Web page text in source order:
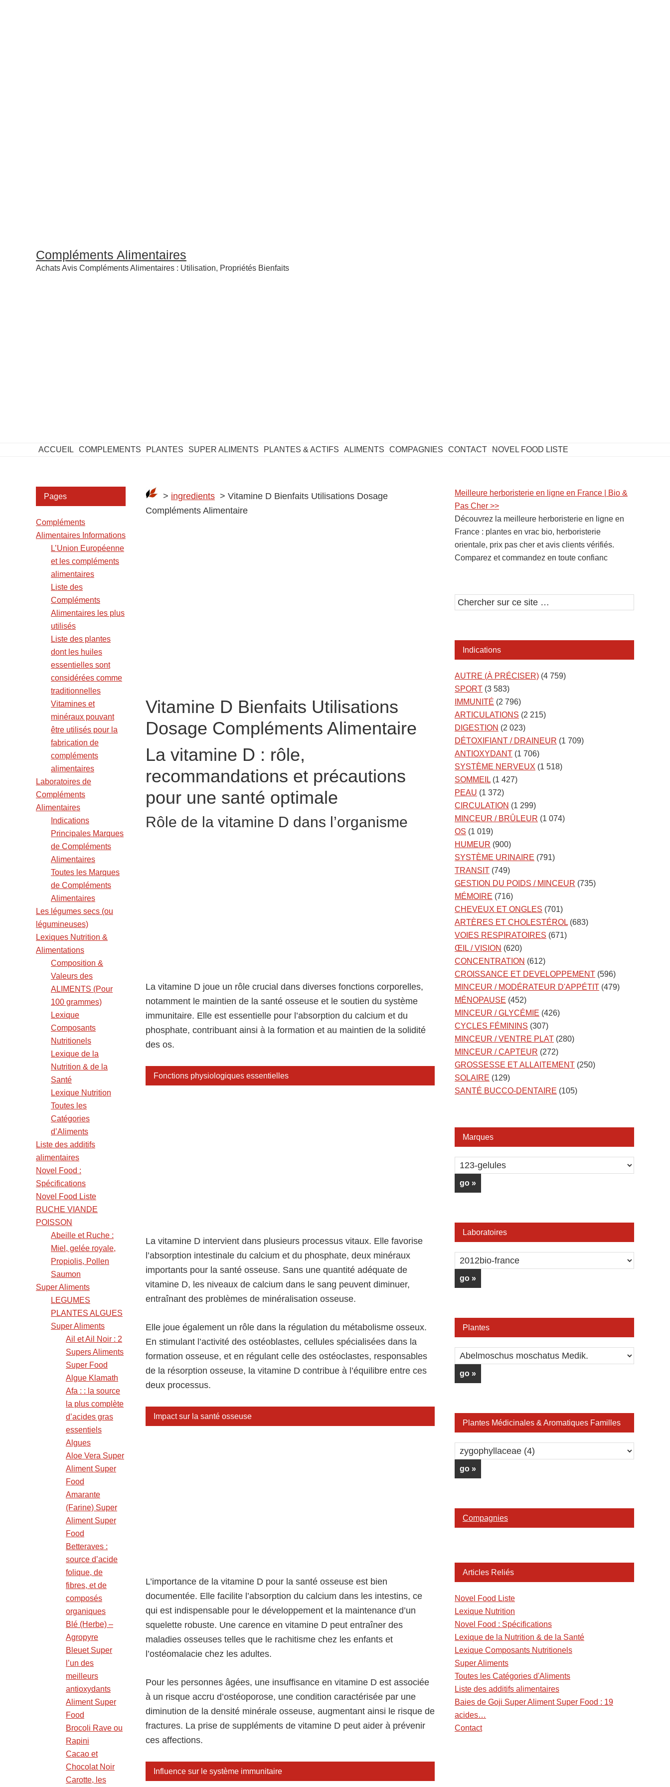
Compléments Alimentaires
Achats Avis Compléments Alimentaires : Utilisation, Propriétés Bienfaits
ACCUEIL COMPLEMENTS PLANTES SUPER ALIMENTS PLANTES & ACTIFS ALIMENTS COMPAGNIES CONTACT NOVEL FOOD LISTE
> ingredients > Vitamine D Bienfaits Utilisations Dosage
Compléments Alimentaire
Vitamine D Bienfaits Utilisations
Dosage Compléments Alimentaire
La vitamine D : rôle,
recommandations et précautions
pour une santé optimale
Rôle de la vitamine D dans l’organisme
La vitamine D joue un rôle crucial dans diverses fonctions corporelles,
notamment le maintien de la santé osseuse et le soutien du système
immunitaire. Elle est essentielle pour l’absorption du calcium et du
phosphate, contribuant ainsi à la formation et au maintien de la solidité
des os.
Fonctions physiologiques essentielles
La vitamine D intervient dans plusieurs processus vitaux. Elle favorise
l’absorption intestinale du calcium et du phosphate, deux minéraux
importants pour la santé osseuse. Sans une quantité adéquate de
vitamine D, les niveaux de calcium dans le sang peuvent diminuer,
entraînant des problèmes de minéralisation osseuse.
Elle joue également un rôle dans la régulation du métabolisme osseux.
En stimulant l’activité des ostéoblastes, cellules spécialisées dans la
formation osseuse, et en régulant celle des ostéoclastes, responsables
de la résorption osseuse, la vitamine D contribue à l’équilibre entre ces
deux processus.
Impact sur la santé osseuse
L’importance de la vitamine D pour la santé osseuse est bien
documentée. Elle facilite l’absorption du calcium dans les intestins, ce
qui est indispensable pour le développement et la maintenance d’un
squelette robuste. Une carence en vitamine D peut entraîner des
maladies osseuses telles que le rachitisme chez les enfants et
l’ostéomalacie chez les adultes.
Pour les personnes âgées, une insuffisance en vitamine D est associée
à un risque accru d’ostéoporose, une condition caractérisée par une
diminution de la densité minérale osseuse, augmentant ainsi le risque de
fractures. La prise de suppléments de vitamine D peut aider à prévenir
ces affections.
Influence sur le système immunitaire
Barre
latérale
1
Meilleure herboristerie en ligne en France | Bio &
Pas Cher >>
Découvrez la meilleure herboristerie en ligne en
France : plantes en vrac bio, herboristerie
orientale, prix pas cher et avis clients vérifiés.
Comparez et commandez en toute confianc
Chercher
site
Indications
AUTRE (À PRÉCISER) (4 759)
SPORT (3 583)
IMMUNITÉ (2 796)
ARTICULATIONS (2 215)
DIGESTION (2 023)
DÉTOXIFIANT / DRAINEUR (1 709)
ANTIOXYDANT (1 706)
SYSTÈME NERVEUX (1 518)
SOMMEIL (1 427)
PEAU (1 372)
CIRCULATION (1 299)
MINCEUR / BRÛLEUR (1 074)
OS (1 019)
HUMEUR (900)
SYSTÈME URINAIRE (791)
TRANSIT (749)
GESTION DU POIDS / MINCEUR (735)
MÉMOIRE (716)
CHEVEUX ET ONGLES (701)
ARTÈRES ET CHOLESTÉROL (683)
VOIES RESPIRATOIRES (671)
ŒIL / VISION (620)
CONCENTRATION (612)
CROISSANCE ET DEVELOPPEMENT (596)
MINCEUR / MODÉRATEUR D'APPÉTIT (479)
MÉNOPAUSE (452)
MINCEUR / GLYCÉMIE (426)
CYCLES FÉMININS (307)
MINCEUR / VENTRE PLAT (280)
MINCEUR / CAPTEUR (272)
GROSSESSE ET ALLAITEMENT (250)
SOLAIRE (129)
SANTÉ BUCCO-DENTAIRE (105)
Marques
Laboratoires
Plantes
Plantes Médicinales & Aromatiques Familles
Compagnies
Articles Reliés
Novel Food Liste
Lexique Nutrition
Novel Food : Spécifications
Lexique de la Nutrition & de la Santé
Lexique Composants Nutritionels
Super Aliments
Toutes les Catégories d'Aliments
Liste des additifs alimentaires
Baies de Goji Super Aliment Super Food : 19
acides…
Contact
Barre
2
Pages
Compléments
Alimentaires Informations
L’Union Européenne
et les compléments
alimentaires
Liste des
Compléments
Alimentaires les plus
utilisés
Liste des plantes
dont les huiles
essentielles sont
considérées comme
traditionnelles
Vitamines et
minéraux pouvant
être utilisés pour la
fabrication de
compléments
alimentaires
Laboratoires de
Compléments
Alimentaires
Indications
Principales Marques
de Compléments
Alimentaires
Toutes les Marques
de Compléments
Alimentaires
Les légumes secs (ou
légumineuses)
Lexiques Nutrition &
Alimentations
Composition &
Valeurs des
ALIMENTS (Pour
100 grammes)
Lexique
Composants
Nutritionels
Lexique de la
Nutrition & de la
Santé
Lexique Nutrition
Toutes les
Catégories
d’Aliments
Liste des additifs
alimentaires
Novel Food :
Spécifications
Novel Food Liste
RUCHE VIANDE
POISSON
Abeille et Ruche :
Miel, gelée royale,
Propiolis, Pollen
Saumon
Super Aliments
LEGUMES
PLANTES ALGUES
Super Aliments
Ail et Ail Noir : 2
Supers Aliments
Super Food
Algue Klamath
Afa : : la source
la plus complète
d’acides gras
essentiels
Algues
Aloe Vera Super
Aliment Super
Food
Amarante
(Farine) Super
Aliment Super
Food
Betteraves :
source d’acide
folique, de
fibres, et de
composés
organiques
Blé (Herbe) –
Agropyre
Bleuet Super
l’un des
meilleurs
antioxydants
Aliment Super
Food
Brocoli Rave ou
Rapini
Cacao et
Chocolat Noir
Carotte, les